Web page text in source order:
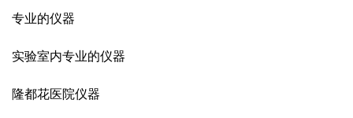
专业的仪器
实验室内专业的仪器
隆都花医院仪器